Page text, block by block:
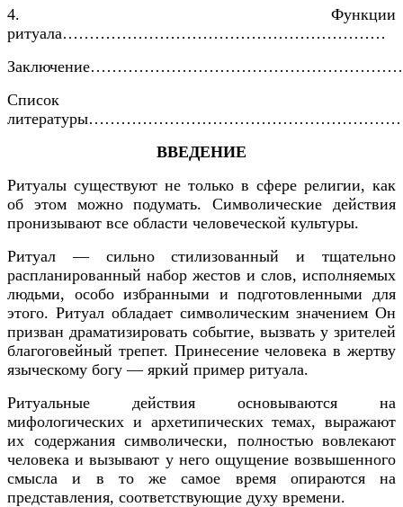
4. Функции
ритуала……………………………………………………
Список
ВВЕДЕНИЕ
Ритуалы существуют не только в сфере религии, как
об этом можно подумать. Символические действия
пронизывают все области человеческой культуры.
Ритуал — сильно стилизованный и тщательно
распланированный набор жестов и слов, исполняемых
людьми, особо избранными и подготовленными для
этого. Ритуал обладает символическим значением Он
призван драматизировать событие, вызвать у зрителей
благоговейный трепет. Принесение человека в жертву
языческому богу — яркий пример ритуала.
Ритуальные действия основываются на
мифологических и архетипических темах, выражают
их содержания символически, полностью вовлекают
человека и вызывают у него ощущение возвышенного
смысла и в то же самое время опираются на
представления, соответствующие духу времени.